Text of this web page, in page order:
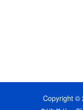
Copyright ©